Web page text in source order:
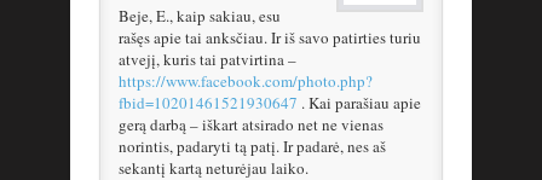
Beje, E., kaip sakiau, esu
rašęs apie tai anksčiau. Ir iš savo patirties turiu
atvejį, kuris tai patvirtina –
https://www.facebook.com/photo.php?
fbid=10201461521930647 . Kai parašiau apie
gerą darbą – iškart atsirado net ne vienas
norintis, padaryti tą patį. Ir padarė, nes aš
sekantį kartą neturėjau laiko.